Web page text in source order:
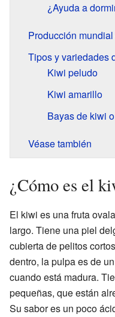
¿Ayuda a
Producción
Tipos y variedades
Kiwi peludo
Kiwi amarillo
Bayas de kiwi
Véase también
¿Cómo es el
El kiwi es una fruta
largo. Tiene una piel
cubierta de pelitos
dentro, la pulpa es de
cuando está madura.
pequeñas, que están
Su sabor es un poco